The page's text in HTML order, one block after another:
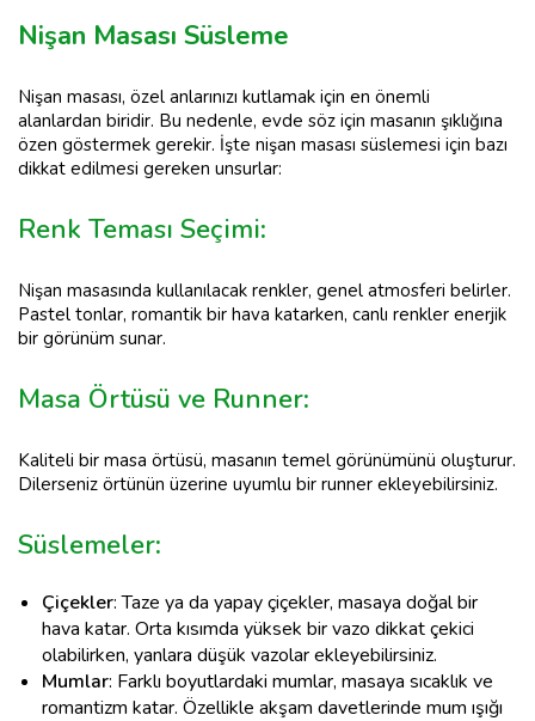
Nişan Masası Süsleme
Nişan masası, özel anlarınızı kutlamak için en önemli
alanlardan biridir. Bu nedenle, evde söz için masanın şıklığına
özen göstermek gerekir. İşte nişan masası süslemesi için bazı
dikkat edilmesi gereken unsurlar:
Renk Teması Seçimi:
Nişan masasında kullanılacak renkler, genel atmosferi belirler.
Pastel tonlar, romantik bir hava katarken, canlı renkler enerjik
bir görünüm sunar.
Masa Örtüsü ve Runner:
Kaliteli bir masa örtüsü, masanın temel görünümünü oluşturur.
Dilerseniz örtünün üzerine uyumlu bir runner ekleyebilirsiniz.
Süslemeler:
Çiçekler: Taze ya da yapay çiçekler, masaya doğal bir
hava katar. Orta kısımda yüksek bir vazo dikkat çekici
olabilirken, yanlara düşük vazolar ekleyebilirsiniz.
Mumlar: Farklı boyutlardaki mumlar, masaya sıcaklık ve
romantizm katar. Özellikle akşam davetlerinde mum ışığı